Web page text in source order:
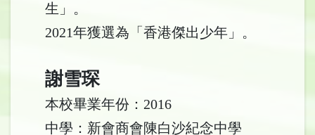
生」。
2021年獲選為「香港傑出少年」。
謝雪琛
本校畢業年份：2016
中學：新會商會陳白沙紀念中學